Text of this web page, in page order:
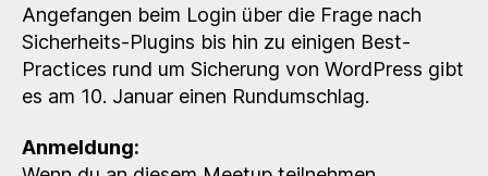
Angefangen beim Login über die Frage nach
Sicherheits-Plugins bis hin zu einigen Best-
Practices rund um Sicherung von WordPress gibt
es am 10. Januar einen Rundumschlag.
Anmeldung: